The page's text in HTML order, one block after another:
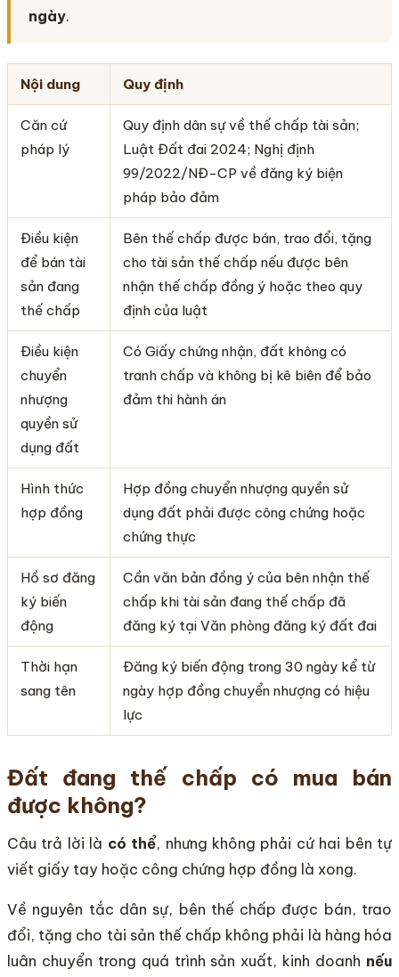
ngày.
Nội dung Quy định
Căn cứ
pháp lý
Quy định dân sự về thế chấp tài sản;
Luật Đất đai 2024; Nghị định
99/2022/NĐ-CP về đăng ký biện
pháp bảo đảm
Điều kiện
để bán tài
sản đang
thế chấp
Bên thế chấp được bán, trao đổi, tặng
cho tài sản thế chấp nếu được bên
nhận thế chấp đồng ý hoặc theo quy
định của luật
Điều kiện
chuyển
nhượng
quyền sử
dụng đất
Có Giấy chứng nhận, đất không có
tranh chấp và không bị kê biên để bảo
đảm thi hành án
Hình thức
hợp đồng
Hợp đồng chuyển nhượng quyền sử
dụng đất phải được công chứng hoặc
chứng thực
Hồ sơ đăng
ký biến
động
Cần văn bản đồng ý của bên nhận thế
chấp khi tài sản đang thế chấp đã
đăng ký tại Văn phòng đăng ký đất đai
Thời hạn
sang tên
Đăng ký biến động trong 30 ngày kể từ
ngày hợp đồng chuyển nhượng có hiệu
lực
Đất đang thế chấp có mua bán
được không?
Câu trả lời là có thể, nhưng không phải cứ hai bên tự
viết giấy tay hoặc công chứng hợp đồng là xong.
Về nguyên tắc dân sự, bên thế chấp được bán, trao
đổi, tặng cho tài sản thế chấp không phải là hàng hóa
luân chuyển trong quá trình sản xuất, kinh doanh nếu